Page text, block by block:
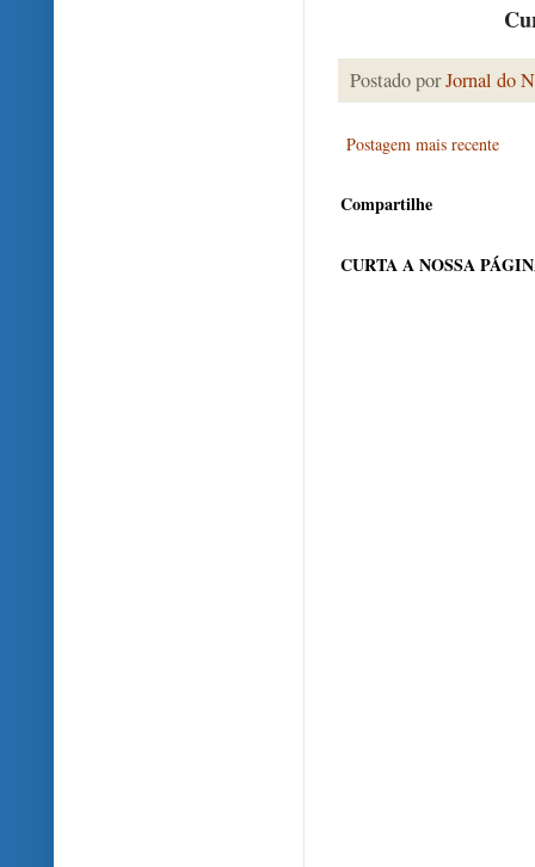
Postado porJornal do
Postagem mais recente
Compartilhe
CURTA A NOSSA